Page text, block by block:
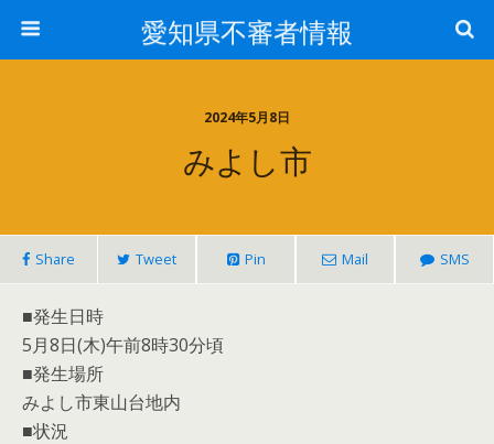
愛知県不審者情報
2024年5月8日
みよし市
Share Tweet Pin Mail SMS
■発生日時
5月8日(木)午前8時30分頃
■発生場所
みよし市東山台地内
■状況